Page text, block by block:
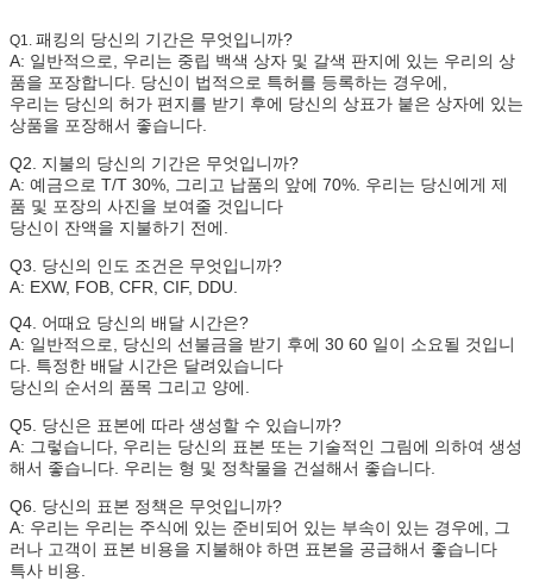
Q1. 패킹의 당신의 기간은 무엇입니까?
A: 일반적으로, 우리는 중립 백색 상자 및 갈색 판지에 있는 우리의 상
품을 포장합니다. 당신이 법적으로 특허를 등록하는 경우에,
우리는 당신의 허가 편지를 받기 후에 당신의 상표가 붙은 상자에 있는
상품을 포장해서 좋습니다.
Q2. 지불의 당신의 기간은 무엇입니까?
A: 예금으로 T/T 30%, 그리고 납품의 앞에 70%. 우리는 당신에게 제
품 및 포장의 사진을 보여줄 것입니다
당신이 잔액을 지불하기 전에.
Q3. 당신의 인도 조건은 무엇입니까?
A: EXW, FOB, CFR, CIF, DDU.
Q4. 어때요 당신의 배달 시간은?
A: 일반적으로, 당신의 선불금을 받기 후에 30 60 일이 소요될 것입니
다. 특정한 배달 시간은 달려있습니다
당신의 순서의 품목 그리고 양에.
Q5. 당신은 표본에 따라 생성할 수 있습니까?
A: 그렇습니다, 우리는 당신의 표본 또는 기술적인 그림에 의하여 생성
해서 좋습니다. 우리는 형 및 정착물을 건설해서 좋습니다.
Q6. 당신의 표본 정책은 무엇입니까?
A: 우리는 우리는 주식에 있는 준비되어 있는 부속이 있는 경우에, 그
러나 고객이 표본 비용을 지불해야 하면 표본을 공급해서 좋습니다
특사 비용.